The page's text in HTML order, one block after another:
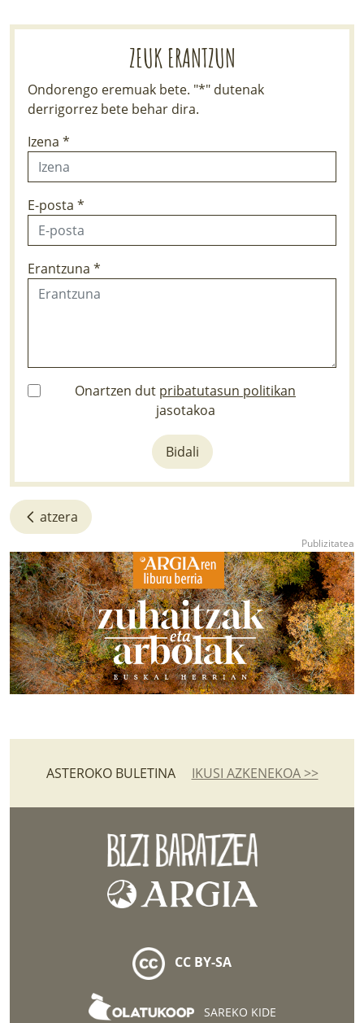
ZEUK ERANTZUN
Ondorengo eremuak bete. "*" dutenak
derrigorrez bete behar dira.
Izena *
E-posta *
Erantzuna *
Onartzen dut pribatutasun politikan
jasotakoa
Bidali
atzera
ASTEROKO BULETINA IKUSI AZKENEKOA >>
CC BY-SA
SAREKO KIDE